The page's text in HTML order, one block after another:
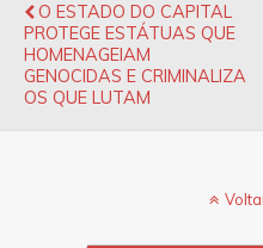
O ESTADO DO CAPITAL
PROTEGE ESTÁTUAS QUE
HOMENAGEIAM
GENOCIDAS E CRIMINALIZA
OS QUE LUTAM